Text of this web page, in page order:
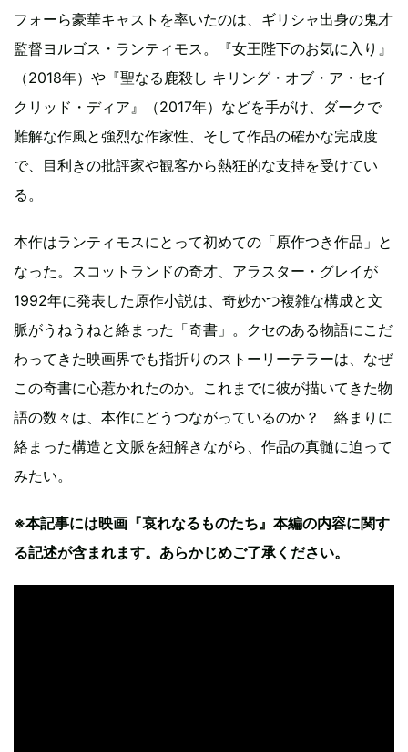
フォーら豪華キャストを率いたのは、ギリシャ出身の鬼才
監督ヨルゴス・ランティモス。『女王陛下のお気に入り』
（2018年）や『聖なる鹿殺し キリング・オブ・ア・セイ
クリッド・ディア』（2017年）などを手がけ、ダークで
難解な作風と強烈な作家性、そして作品の確かな完成度
で、目利きの批評家や観客から熱狂的な支持を受けてい
る。
本作はランティモスにとって初めての「原作つき作品」と
なった。スコットランドの奇才、アラスター・グレイが
1992年に発表した原作小説は、奇妙かつ複雑な構成と文
脈がうねうねと絡まった「奇書」。クセのある物語にこだ
わってきた映画界でも指折りのストーリーテラーは、なぜ
この奇書に心惹かれたのか。これまでに彼が描いてきた物
語の数々は、本作にどうつながっているのか？ 絡まりに
絡まった構造と文脈を紐解きながら、作品の真髄に迫って
みたい。
※本記事には映画『哀れなるものたち』本編の内容に関す
る記述が含まれます。あらかじめご了承ください。